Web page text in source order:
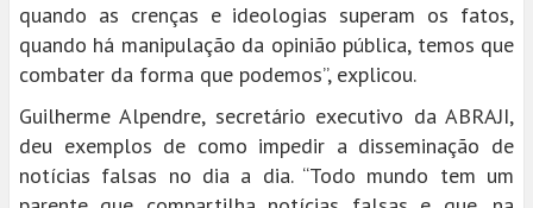
quando as crenças e ideologias superam os fatos,
quando há manipulação da opinião pública, temos que
combater da forma que podemos”, explicou.
Guilherme Alpendre, secretário executivo da ABRAJI,
deu exemplos de como impedir a disseminação de
notícias falsas no dia a dia. “Todo mundo tem um